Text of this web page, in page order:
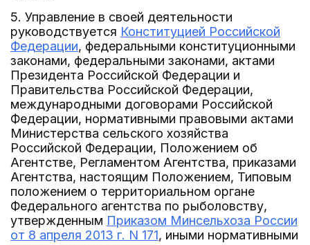
5. Управление в своей деятельности
руководствуется Конституцией Российской
Федерации, федеральными конституционными
законами, федеральными законами, актами
Президента Российской Федерации и
Правительства Российской Федерации,
международными договорами Российской
Федерации, нормативными правовыми актами
Министерства сельского хозяйства
Российской Федерации, Положением об
Агентстве, Регламентом Агентства, приказами
Агентства, настоящим Положением, Типовым
положением о территориальном органе
Федерального агентства по рыболовству,
утвержденным Приказом Минсельхоза России
от 8 апреля 2013 г. N 171, иными нормативными